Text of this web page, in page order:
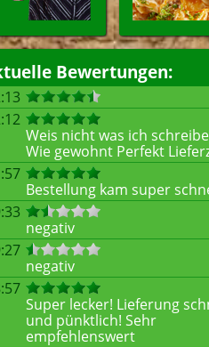
Bewertungen:
Weis nicht was ich
Wie gewohnt Perfekt
Bestellung kam super
negativ
negativ
Super lecker! Lieferung
und pünktlich! Sehr
empfehlenswert